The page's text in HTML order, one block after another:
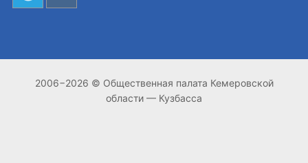
2006−2026 © Общественная палата Кемеровской
области — Кузбасса